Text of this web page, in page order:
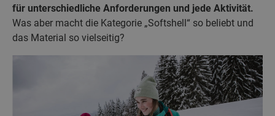
für unterschiedliche Anforderungen und jede Aktivität.
Was aber macht die Kategorie „Softshell“ so beliebt und
das Material so vielseitig?